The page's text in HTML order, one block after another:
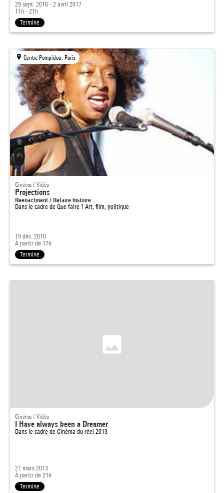
29 sept. 2016 - 2 avril 2017
11h - 21h
Terminé
Centre Pompidou, Paris
Cinéma / Vidéo
Projections
Reenactment / Refaire histoire
Dans le cadre de Que faire ? Art, film, politique
19 déc. 2010
À partir de 17h
Terminé
Cinéma / Vidéo
I Have always been a Dreamer
Dans le cadre de Cinéma du réel 2013
27 mars 2013
À partir de 21h
Terminé